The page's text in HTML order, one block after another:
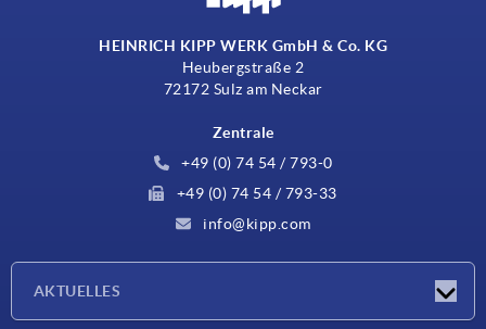
HEINRICH KIPP WERK GmbH & Co. KG
Heubergstraße 2
72172 Sulz am Neckar
Zentrale
+49 (0) 74 54 / 793-0
+49 (0) 74 54 / 793-33
info@kipp.com
AKTUELLES